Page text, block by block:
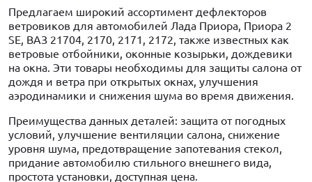
Предлагаем широкий ассортимент дефлекторов
ветровиков для автомобилей Лада Приора, Приора 2
SE, ВАЗ 21704, 2170, 2171, 2172, также известных как
ветровые отбойники, оконные козырьки, дождевики
на окна. Эти товары необходимы для защиты салона от
дождя и ветра при открытых окнах, улучшения
аэродинамики и снижения шума во время движения.
Преимущества данных деталей: защита от погодных
условий, улучшение вентиляции салона, снижение
уровня шума, предотвращение запотевания стекол,
придание автомобилю стильного внешнего вида,
простота установки, доступная цена.